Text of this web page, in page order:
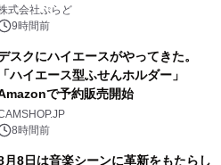
で Villa Mon Temps AWAJIの連泊
泊りプラン
式会社ぷらど
9時間前
スクにハイエースがやってきた。
「ハイエース型ふせんホルダー」
で予約販売開始
8時間前
月8日は音楽シーンに革新をもたらし